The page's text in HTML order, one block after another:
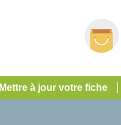
Mettre à jour votre fiche